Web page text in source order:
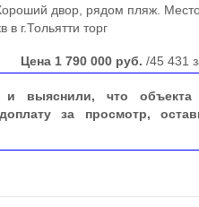
двор, рядом пляж.
г.Тольятти торг
Цена 1 790 000 руб. /45 431
выяснили, что объекта
за просмотр,